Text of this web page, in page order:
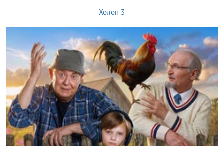
Холоп 3